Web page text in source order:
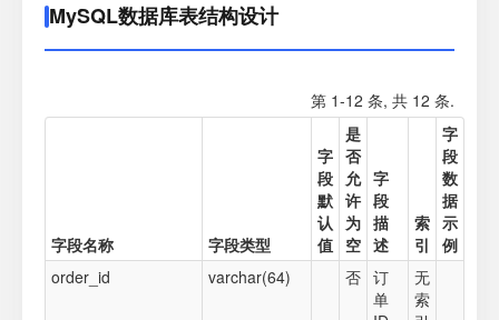
MySQL数据库表结构设计
第 1-12 条, 共 12 条.
字段名称 字段类型
字
段
默
认
值
是
否
允
许
为
空
字
段
描
述
索
引
字
段
数
据
示
例
order_id
varchar(64) 否 订
单
无
索